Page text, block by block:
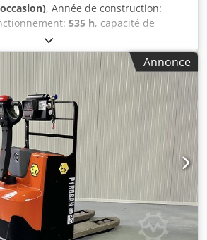
, Année de construction:
535 h, capacité de
de carburant:
* EX * Miretti 2G / Zone 1 * Dksdpfszq
Catégorie : Occasion
mm Capacité : 1600 kg Année : 2018
Batterie : entièrement NEUVE * 24v /
Options : * EX * MIRETTI E9098
AR 17 ATEX 016 Groupe de gaz = IIB
en ZONE 1 et 2) Classe de
d’équipement avec système
Annonce